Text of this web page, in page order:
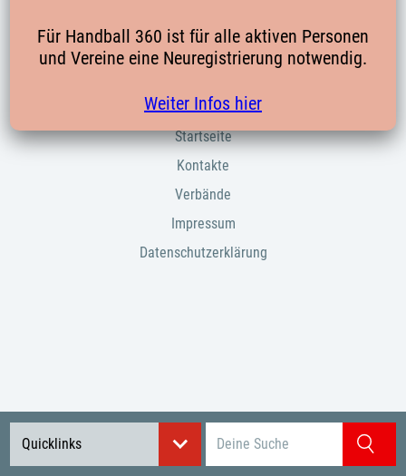
Quicklinks
Suchbegriff eingeben
vom09.05.2023
Startseite
Kontakte
Verbände
Impressum
Datenschutzerklärung
Für Handball 360 ist für alle aktiven Personen
und Vereine eine Neuregistrierung notwendig.
Weiter Infos hier